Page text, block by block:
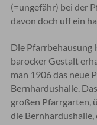
(=ungefähr) bei der
davon doch uff ein
Die Pfarrbehausung
barocker Gestalt
man 1906 das neue
Bernhardushalle.
großen Pfarrgarten,
die